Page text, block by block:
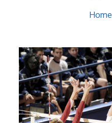
Home